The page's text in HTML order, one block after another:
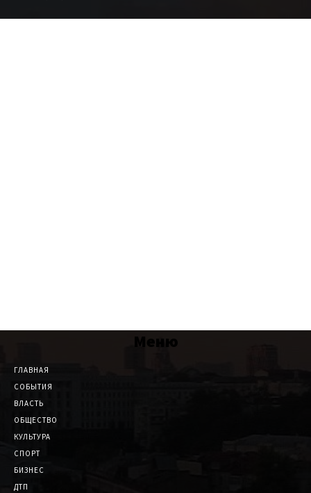
Меню
ГЛАВНАЯ
СОБЫТИЯ
ВЛАСТЬ
ОБЩЕСТВО
КУЛЬТУРА
СПОРТ
БИЗНЕС
ДТП